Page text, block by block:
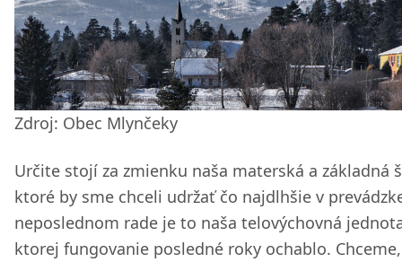
Zdroj: Obec Mlynčeky
Určite stojí za zmienku naša materská a základná
ktoré by sme chceli udržať čo najdlhšie v
neposlednom rade je to naša telovýchovná
ktorej fungovanie posledné roky ochablo.